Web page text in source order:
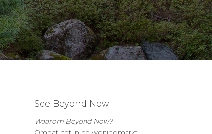
See Beyond Now
Waarom Beyond Now?
Omdat het in de woningmarkt